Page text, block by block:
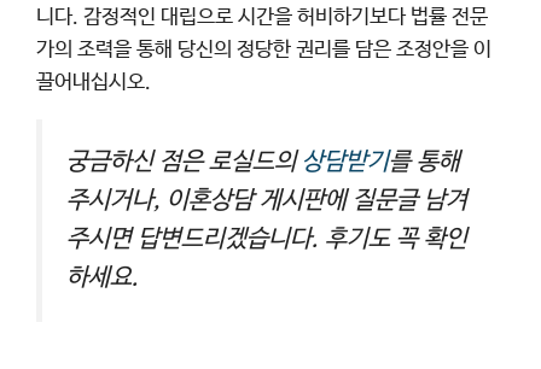
니다. 감정적인 대립으로 시간을 허비하기보다 법률 전문
가의 조력을 통해 당신의 정당한 권리를 담은 조정안을 이
끌어내십시오.
궁금하신 점은 로실드의 상담받기를 통해
주시거나, 이혼상담 게시판에 질문글 남겨
주시면 답변드리겠습니다. 후기도 꼭 확인
하세요.